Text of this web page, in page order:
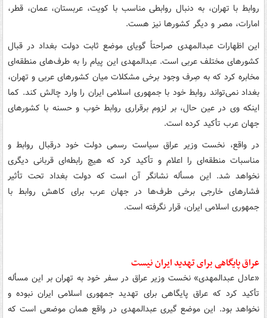
روابط با تهران، به دنبال روابطی مناسب با کویت، عربستان، عمان، قطر،
امارات، مصر و دیگر کشورها نیز هست.
این اظهارات عبدالمهدی صراحتاً گویای موضع ثابت دولت بغداد در قبال
کشورهای مختلف عربی است. عبدالمهدی این پیام را به طرف‌های منطقه‌ای
مخابره کرد که به صِرف وجود برخی مشکلات میان کشورهای عربی و تهران،
بغداد نمی‌تواند روابط خود با جمهوری اسلامی ایران را وارد چالش کند. کما
اینکه وی در عین حال، بر لزوم برقراری روابط خوب و حسنه با کشورهای
جهان عرب تأکید کرده است.
در واقع، نخست وزیر عراق سیاست رسمی دولت خود درقبال روابط و
مناسبات منطقه‌ای را اعلام و تأکید کرد که هیچ رابطه‌ای قربانی دیگری
نخواهد شد. این مسأله نشانگر آن است که دولت بغداد تحت تأثیر
فشارهای خارجی برخی طرف‌ها در جهان عرب برای کاهش روابط با
جمهوری اسلامی ایران، قرار نگرفته است.
عراق پایگاهی برای تهدید ایران نیست
«عادل عبدالمهدی» نخست وزیر عراق در سفر خود به تهران بر این مسأله
تأکید کرد که عراق پایگاهی برای تهدید جمهوری اسلامی ایران نبوده و
نخواهد بود. این موضع گیری عبدالمهدی در واقع همان موضعی است که